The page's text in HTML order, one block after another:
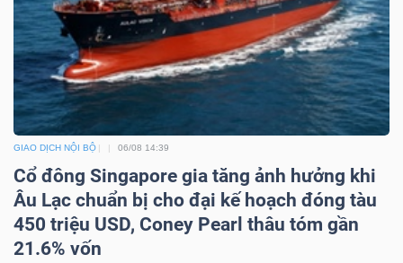
GIAO DỊCH NỘI BỘ 06/08 14:39
Cổ đông Singapore gia tăng ảnh hưởng khi
Âu Lạc chuẩn bị cho đại kế hoạch đóng tàu
450 triệu USD, Coney Pearl thâu tóm gần
21.6% vốn
TIỆN
ÍCH
BẤT
ĐỘNG
SẢN